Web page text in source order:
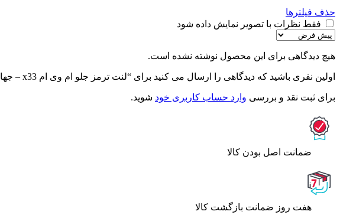
حذف فیلترها
فقط نظرات با تصویر نمایش داده شود
هیچ دیدگاهی برای این محصول نوشته نشده است.
اولین نفری باشید که دیدگاهی را ارسال می کنید برای “لنت ترمز جلو ام وی ام x33 – جهان لنت صادراتی”
برای ثبت نقد و بررسی وارد حساب کاربری خود شوید.
ﺿﻤﺎﻧﺖ اﺻﻞ ﺑﻮدن ﮐﺎﻟﺎ
هفت روز ضمانت بازگشت کالا